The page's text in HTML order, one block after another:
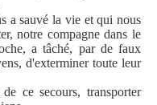
a sauvé la vie et qui nous
notre compagne dans le
a tâché, par de faux
d'exterminer toute leur
ce secours, transporter